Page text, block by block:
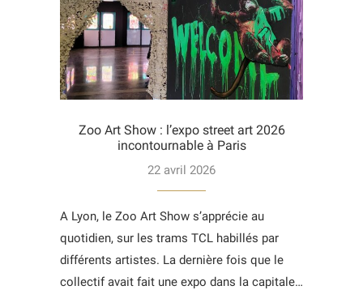
Zoo Art Show : l’expo street art 2026
incontournable à Paris
22 avril 2026
A Lyon, le Zoo Art Show s’apprécie au
quotidien, sur les trams TCL habillés par
différents artistes. La dernière fois que le
collectif avait fait une expo dans la capitale…